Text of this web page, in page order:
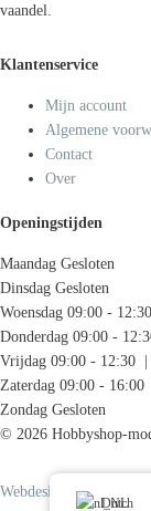
vaandel.
Klantenservice
Mijn account
Algemene
Contact
Over
Openingstijden
Maandag Gesloten
Dinsdag Gesloten
Woensdag 09:00 -
Donderdag 09:00 -
Vrijdag 09:00 - 12:30
Zaterdag 09:00 - 16:00
Zondag Gesloten
© 2026 Hobbyshop-
Webdesign door
Dutch